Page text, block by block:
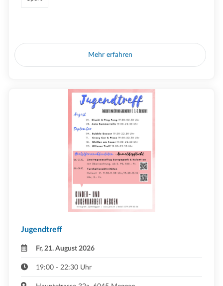
Mehr erfahren
Jugendtreff
Fr, 21. August 2026
19:00 - 22:30 Uhr